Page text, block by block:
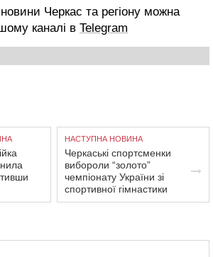
новини Черкас та регіону можна
каналі в Telegram
НАСТУПНА НОВИНА
Черкаські спортсменки
вибороли “золото”
чемпіонату України зі
спортивної гімнастики